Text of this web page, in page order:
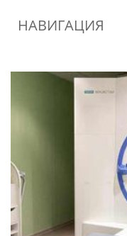
НАВИГАЦИЯ